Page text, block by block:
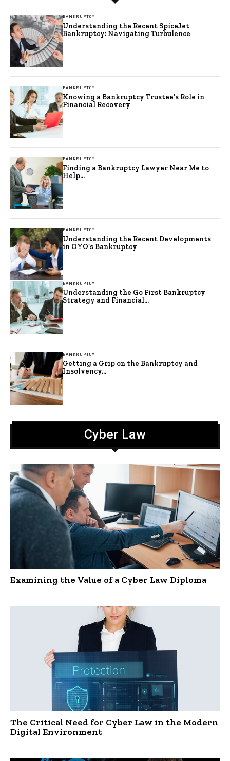
BANKRUPTCY
Understanding the Recent SpiceJet
Bankruptcy: Navigating Turbulence
BANKRUPTCY
Knowing a Bankruptcy Trustee’s Role in
Financial Recovery
BANKRUPTCY
Finding a Bankruptcy Lawyer Near Me to
Help...
BANKRUPTCY
Understanding the Recent Developments
in OYO’s Bankruptcy
BANKRUPTCY
Understanding the Go First Bankruptcy
Strategy and Financial...
BANKRUPTCY
Getting a Grip on the Bankruptcy and
Insolvency...
Cyber Law
Examining the Value of a Cyber Law Diploma
The Critical Need for Cyber Law in the Modern
Digital Environment